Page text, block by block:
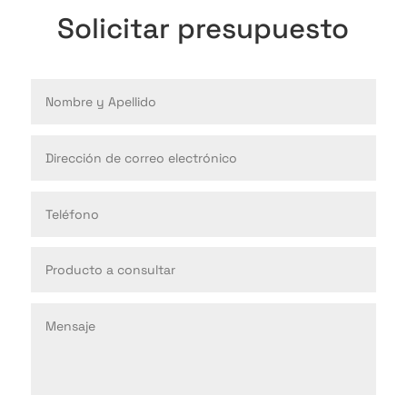
Solicitar presupuesto